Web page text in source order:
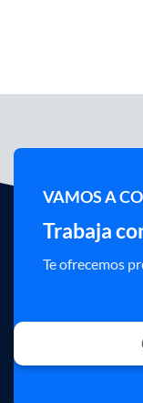
VAMOS A
Trabaja
Te ofrecemos